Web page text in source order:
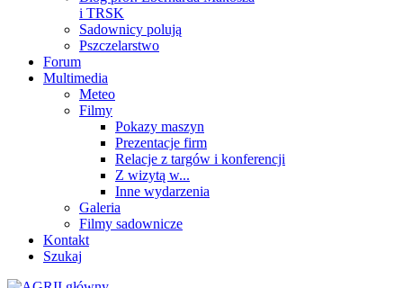
i TRSK
Sadownicy polują
Pszczelarstwo
Forum
Multimedia
Meteo
Filmy
Pokazy maszyn
Prezentacje firm
Relacje z targów i konferencji
Z wizytą w...
Inne wydarzenia
Galeria
Filmy sadownicze
Kontakt
Szukaj